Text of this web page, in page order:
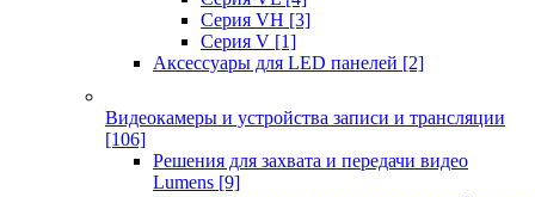
Серия VH [3]
Серия V [1]
Аксессуары для LED панелей [2]
Видеокамеры и устройства записи и трансляции
[106]
Решения для захвата и передачи видео
Lumens [9]